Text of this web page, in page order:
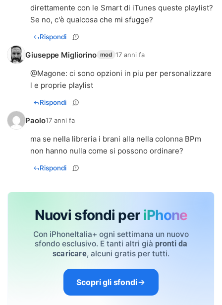
direttamente con le Smart di iTunes queste playlist?
Se no, c'è qualcosa che mi sfugge?
Rispondi
Giuseppe Migliorino mod 17 anni fa
@Magone: ci sono opzioni in piu per personalizzare
l e proprie playlist
Rispondi
Paolo17 anni fa
ma se nella libreria i brani alla nella colonna BPm
non hanno nulla come si possono ordinare?
Rispondi
Nuovi sfondi per iPhone
Con iPhoneItalia+ ogni settimana un nuovo
sfondo esclusivo. E tanti altri già pronti da
scaricare, alcuni gratis per tutti.
Scopri gli sfondi